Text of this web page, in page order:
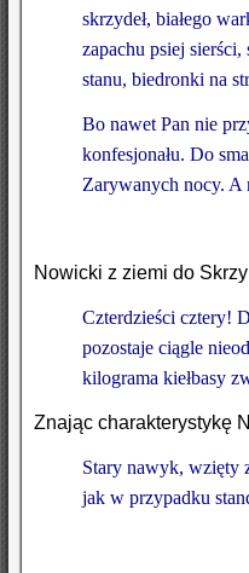
skrzydeł, białego
zapachu psiej
stanu, biedronki na
Bo nawet Pan nie
konfesjonału. Do
Zarywanych nocy. A
Nowicki z ziemi do
Czterdzieści cztery!
pozostaje ciągle
kilograma kiełbasy
Znając charakterystykę
Stary nawyk, wzięty
jak w przypadku